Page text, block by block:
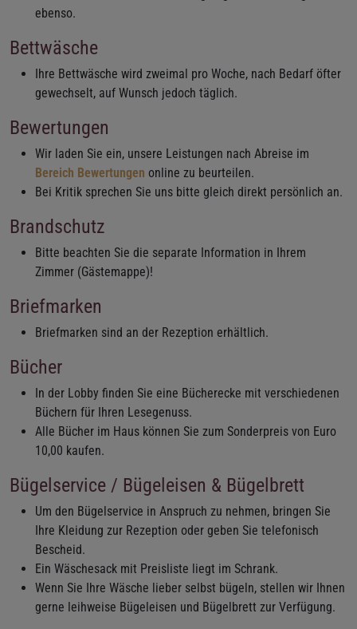
ebenso.
Bettwäsche
Ihre Bettwäsche wird zweimal pro Woche, nach Bedarf öfter
gewechselt, auf Wunsch jedoch täglich.
Bewertungen
Wir laden Sie ein, unsere Leistungen nach Abreise im
Bereich Bewertungen online zu beurteilen.
Bei Kritik sprechen Sie uns bitte gleich direkt persönlich an.
Brandschutz
Bitte beachten Sie die separate Information in Ihrem
Zimmer (Gästemappe)!
Briefmarken
Briefmarken sind an der Rezeption erhältlich.
Bücher
In der Lobby finden Sie eine Bücherecke mit verschiedenen
Büchern für Ihren Lesegenuss.
Alle Bücher im Haus können Sie zum Sonderpreis von Euro
10,00 kaufen.
Bügelservice / Bügeleisen & Bügelbrett
Um den Bügelservice in Anspruch zu nehmen, bringen Sie
Ihre Kleidung zur Rezeption oder geben Sie telefonisch
Bescheid.
Ein Wäschesack mit Preisliste liegt im Schrank.
Wenn Sie Ihre Wäsche lieber selbst bügeln, stellen wir Ihnen
gerne leihweise Bügeleisen und Bügelbrett zur Verfügung.